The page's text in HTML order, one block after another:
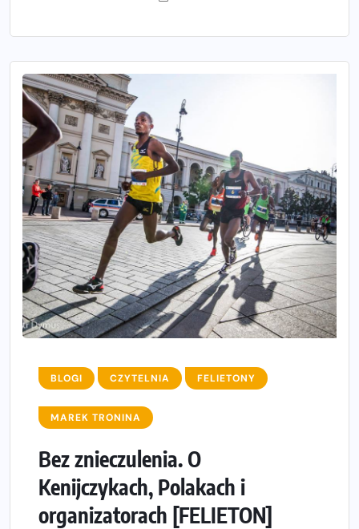
BLOGI CZYTELNIA FELIETONY
MAREK TRONINA
Bez znieczulenia. O
Kenijczykach, Polakach i
organizatorach [FELIETON]